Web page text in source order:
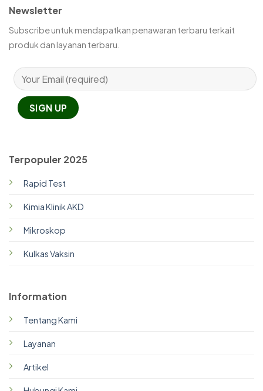
Terpopuler 2025
Rapid Test
Kimia Klinik AKD
Mikroskop
Kulkas Vaksin
Information
Tentang Kami
Layanan
Artikel
Newsletter
Subscribe untuk mendapatkan penawaran terbaru terkait
produk dan layanan terbaru.